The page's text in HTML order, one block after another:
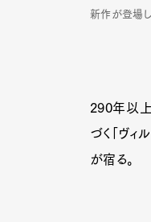
新作が登場し
290年以上
づく「ヴ
が宿る。